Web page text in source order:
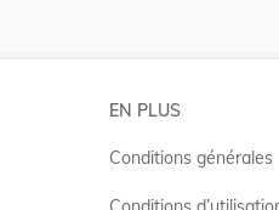
taille du texte
EN PLUS
Conditions générales